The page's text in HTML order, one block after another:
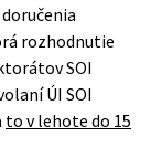
rozhodnutie
SOI
ÚI SOI
to v lehote do 15